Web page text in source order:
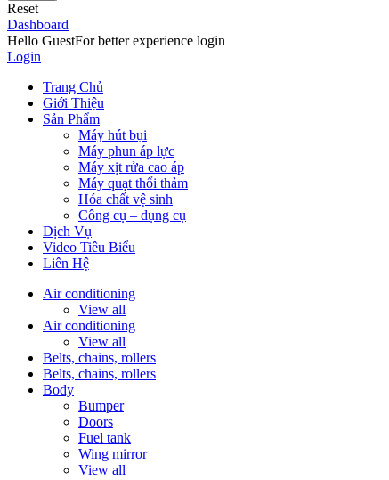
Reset
Dashboard
Hello GuestFor better experience login
Login
Trang Chủ
Giới Thiệu
Sản Phẩm
Máy hút bụi
Máy phun áp lực
Máy xịt rửa cao áp
Máy quạt thổi thảm
Hóa chất vệ sinh
Công cụ – dụng cụ
Dịch Vụ
Video Tiêu Biểu
Liên Hệ
Air conditioning
View all
Air conditioning
View all
Belts, chains, rollers
Belts, chains, rollers
Body
Bumper
Doors
Fuel tank
Wing mirror
View all